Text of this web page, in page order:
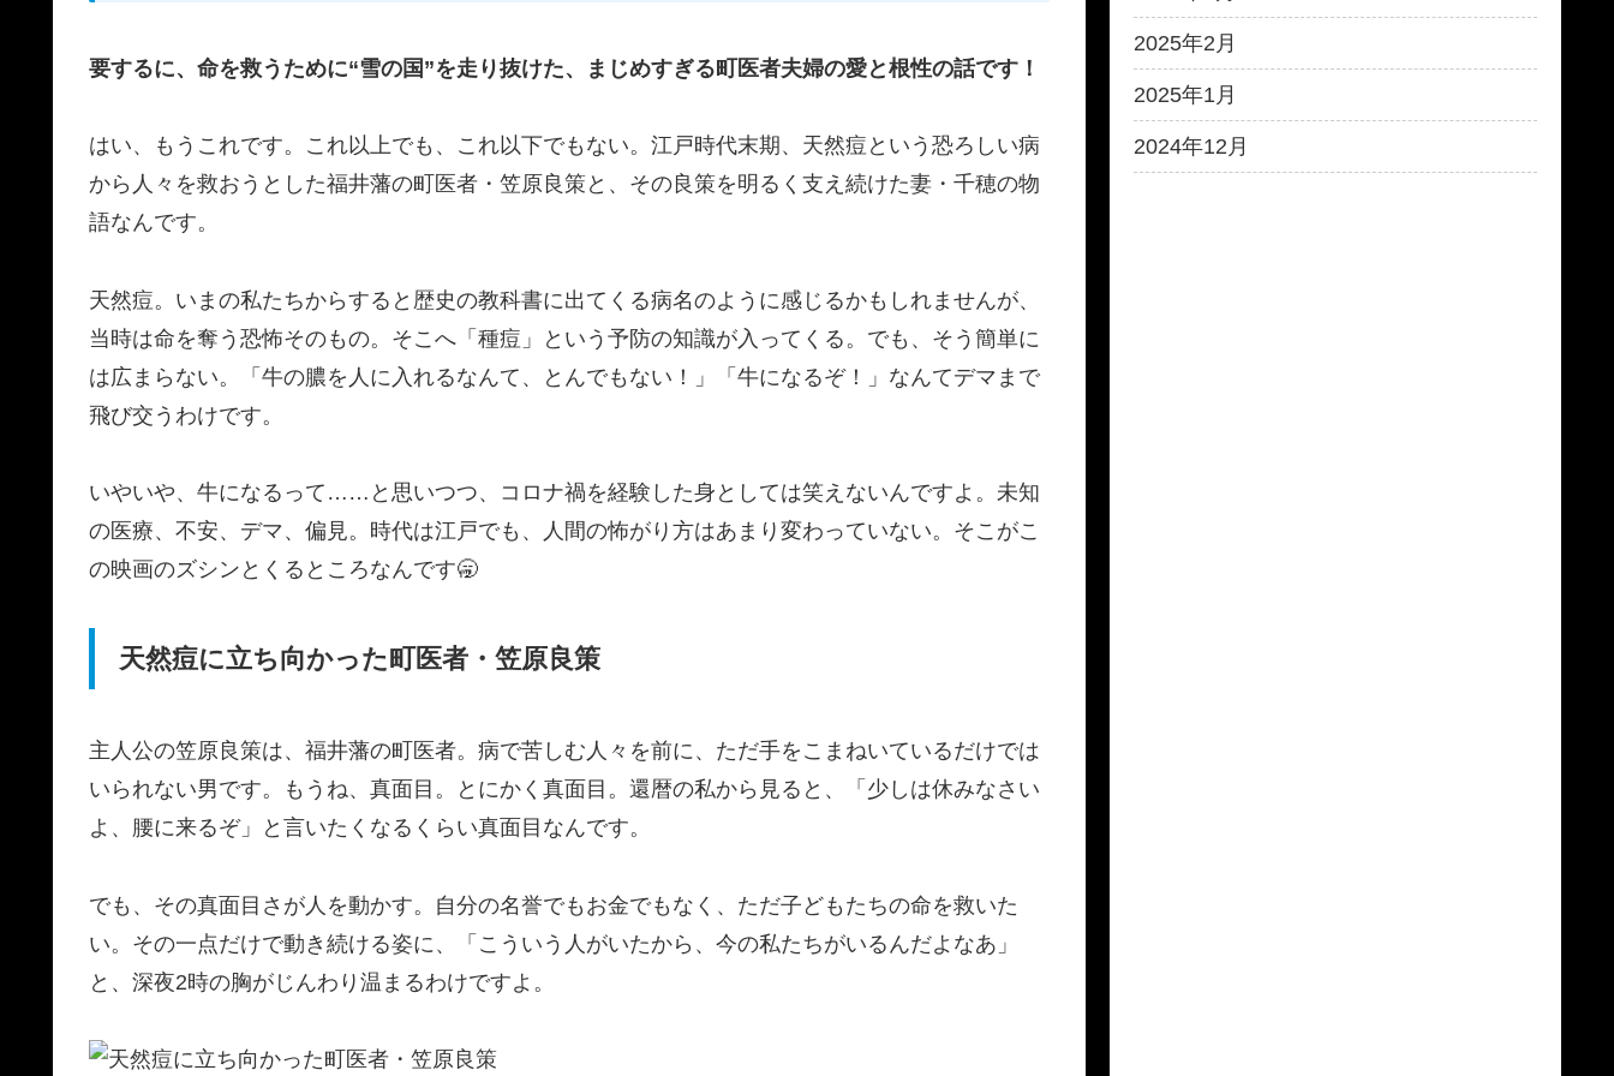
要するに、命を救うために“雪の国”を走り抜けた、まじめすぎる町医者夫婦の愛と根性の話です！
はい、もうこれです。これ以上でも、これ以下でもない。 江戸時代末期、天然痘という恐ろしい病
から人々を救おうとした福井藩の町医者・笠原良策と、その良策を明るく支え続けた妻・千穂の物
語なんです。
天然痘。いまの私たちからすると歴史の教科書に出てくる病名のように感じるかもしれませんが、
当時は命を奪う恐怖そのもの。そこへ「種痘」という予防の知識が入ってくる。でも、そう簡単に
は広まらない。「牛の膿を人に入れるなんて、とんでもない！」「牛になるぞ！」なんてデマまで
飛び交うわけです。
いやいや、牛になるって……と思いつつ、 コロナ禍を経験した身としては笑えないんですよ。未知
の医療、不安、デマ、偏見。時代は江戸でも、人間の怖がり方はあまり変わっていない。そこがこ
の映画のズシンとくるところなんです🥱
天然痘に立ち向かった町医者・笠原良策
主人公の笠原良策は、福井藩の町医者。病で苦しむ人々を前に、ただ手をこまねいているだけでは
いられない男です。もうね、真面目。とにかく真面目。還暦の私から見ると、「少しは休みなさい
よ、腰に来るぞ」と言いたくなるくらい真面目なんです。
でも、その真面目さが人を動かす。 自分の名誉でもお金でもなく、ただ子どもたちの命を救いた
い。その一点だけで動き続ける姿に、「こういう人がいたから、今の私たちがいるんだよなあ」
と、深夜2時の胸がじんわり温まるわけですよ。
2025年2月
2025年1月
2024年12月